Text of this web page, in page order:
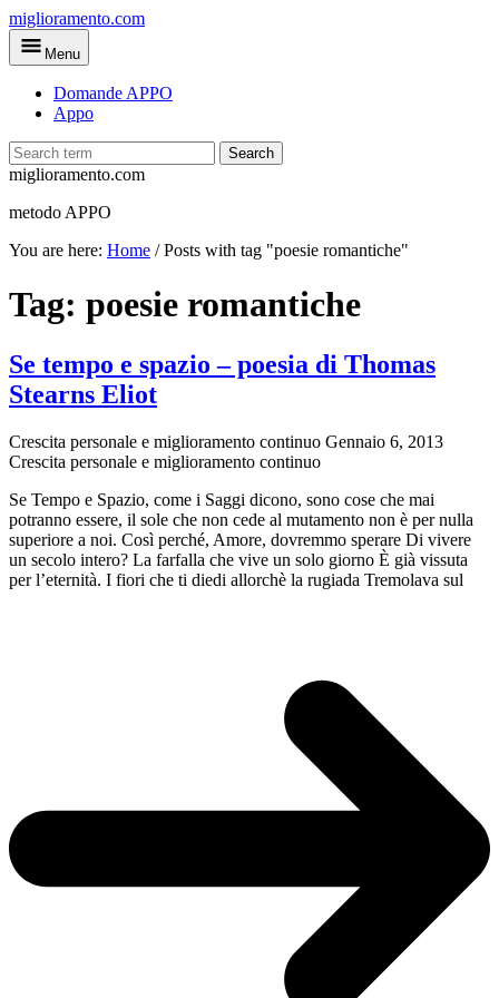
Skip
to
main
miglioramento.com
Menu
Domande APPO
Appo
Search
miglioramento.com
metodo APPO
You are here: Home /Posts with tag "poesie romantiche"
Tag: poesie romantiche
Se tempo e spazio – poesia di Thomas
Stearns Eliot
Crescita personale e miglioramento continuo Gennaio 6, 2013
Crescita personale e miglioramento continuo
Se Tempo e Spazio, come i Saggi dicono, sono cose che mai
potranno essere, il sole che non cede al mutamento non è per nulla
superiore a noi. Così perché, Amore, dovremmo sperare Di vivere
un secolo intero? La farfalla che vive un solo giorno È già vissuta
per l’eternità. I fiori che ti diedi allorchè la rugiada Tremolava sul